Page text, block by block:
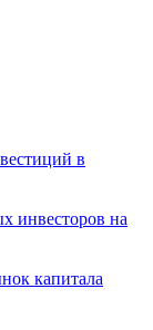
в
инвесторов на
капитала